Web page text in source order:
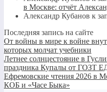
в Москве: отчёт
Александр Кубанов к
Последняя запись на сайте
От войны в мире к войне
которых молчат учебники
Летнее солнцестояние в
праздника Купалы от ГОЗТ
Ефремовские чтения 2026 в
КОБ и «Часе Быка»